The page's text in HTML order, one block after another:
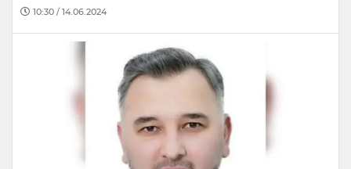
10:30 / 14.06.2024